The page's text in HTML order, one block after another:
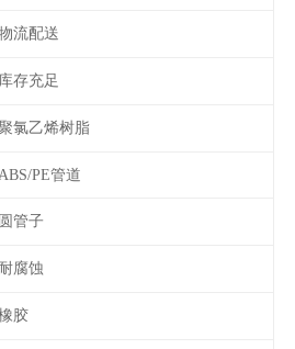
流配送
库存充足
氯乙烯树脂
ABS/PE管道
圆管子
耐腐蚀
胶